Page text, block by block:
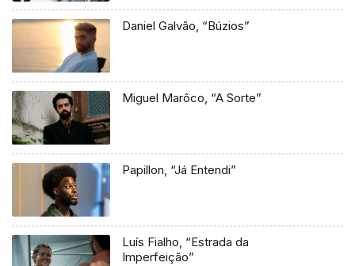
Daniel Galvão, “Búzios”
Miguel Marôco, “A Sorte”
Papillon, “Já Entendi”
Luís Fialho, “Estrada da
Imperfeição”